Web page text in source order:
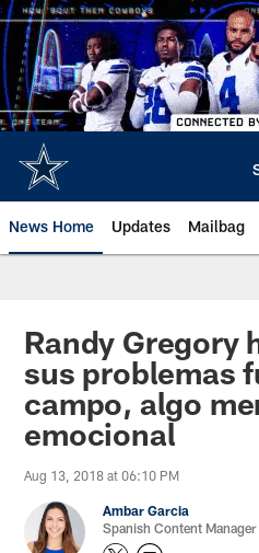
Skip
to
main
content
News Home Updates Mailbag
Randy Gregory
sus problemas
campo, algo
emocional
Aug 13, 2018 at 06:10 PM
Ambar Garcia
Spanish Content Manager